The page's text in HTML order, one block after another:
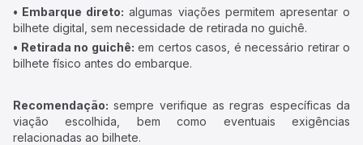
• Embarque direto: algumas viações permitem apresentar o
bilhete digital, sem necessidade de retirada no guichê.
• Retirada no guichê: em certos casos, é necessário retirar o
bilhete físico antes do embarque.
Recomendação: sempre verifique as regras específicas da
viação escolhida, bem como eventuais exigências
relacionadas ao bilhete.